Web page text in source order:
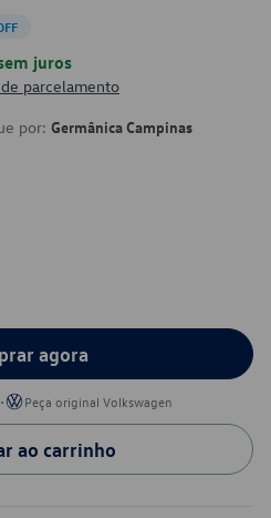
juros
parcelamento
por: Germânica Campinas
agora
• Peça original Volkswagen
ao carrinho